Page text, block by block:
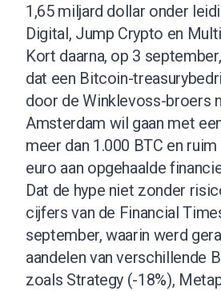
1,65 miljard dollar onder
Digital, Jump Crypto en
Kort daarna, op 3
dat een Bitcoin-
door de Winklevoss-broers
Amsterdam wil gaan met
meer dan 1.000 BTC en
euro aan opgehaalde
Dat de hype niet zonder
cijfers van de Financial
september, waarin werd
aandelen van verschillende
zoals Strategy (-18%),